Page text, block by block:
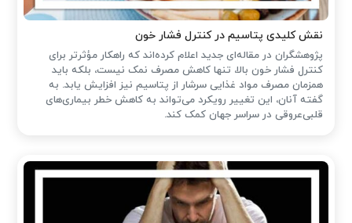
نقش کلیدی پتاسیم در کنترل فشار خون
پژوهشگران در مقاله‌ای جدید اعلام کرده‌اند که راهکار مؤثرتر برای
کنترل فشار خون بالا، تنها کاهش مصرف نمک نیست، بلکه باید
همزمان مصرف مواد غذایی سرشار از پتاسیم نیز افزایش یابد. به
گفته آنان، این تغییر رویکرد می‌تواند به کاهش خطر بیماری‌های
قلبی‌عروقی در سراسر جهان کمک کند.